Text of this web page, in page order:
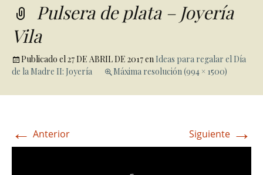
Pulsera de plata – Joyería
Vila
Publicado el27 DE ABRIL DE 2017en Ideas para regalar el Día
de la Madre II: Joyería
Máxima resolución (994 × 1500)
← Anterior Siguiente →